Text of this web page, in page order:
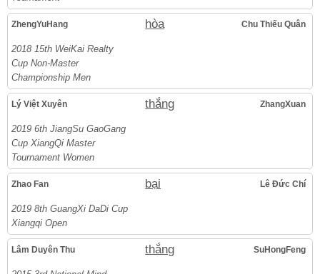
ZhengYuHang hòa Chu Thiếu Quân
2018 15th WeiKai Realty
Cup Non-Master
Championship Men
Lý Việt Xuyên thắng ZhangXuan
2019 6th JiangSu GaoGang
Cup XiangQi Master
Tournament Women
Zhao Fan bại Lê Đức Chí
2019 8th GuangXi DaDi Cup
Xiangqi Open
Lâm Duyên Thu thắng SuHongFeng